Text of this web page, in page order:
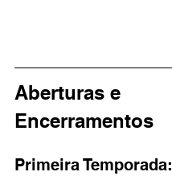
Aberturas e
Encerramentos
Primeira Temporada: